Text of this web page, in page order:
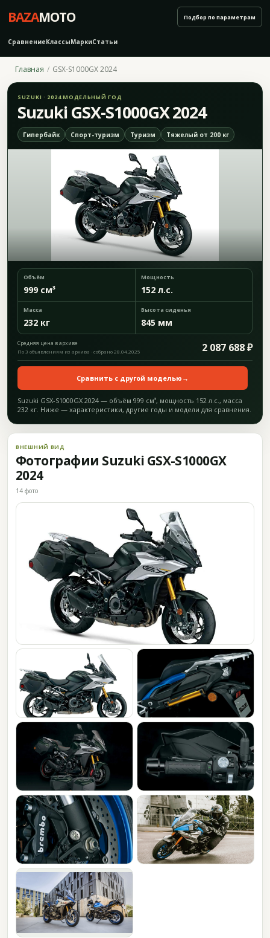
BAZAMOTO
СравнениеКлассыМаркиСтатьи
Подбор по параметрам
Главная GSX-S1000GX 2024
SUZUKI · 2024 МОДЕЛЬНЫЙ ГОД
Suzuki GSX-S1000GX 2024
Гипербайк Спорт-туризм Туризм Тяжелый от 200 кг
Объём
999 см³
Мощность
152 л.с.
Масса
232 кг
Высота сиденья
845 мм
Средняя цена в архиве 2 087 688 ₽
По 3 объявлениям из архива · собрано 28.04.2025
Сравнить с другой моделью →
Suzuki GSX-S1000GX 2024 — объём 999 см³, мощность 152 л.с., масса
232 кг. Ниже — характеристики, другие годы и модели для сравнения.
ВНЕШНИЙ ВИД
Фотографии Suzuki GSX-S1000GX
2024
14 фото